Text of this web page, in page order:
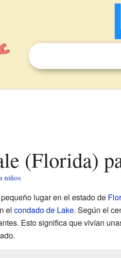
(Florida)
niños
lugar en el estado de
el condado de Lake. Según el
Esto significa que vivían